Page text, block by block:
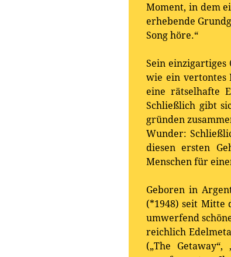
Moment, in dem
erhebende
Song höre.“
Sein
wie ein vertontes
eine rätselhafte
Schließlich gibt
gründen
Wunder:
diesen ersten
Menschen für
Geboren in
(*1948) seit Mitte
umwerfend
reichlich
(„The